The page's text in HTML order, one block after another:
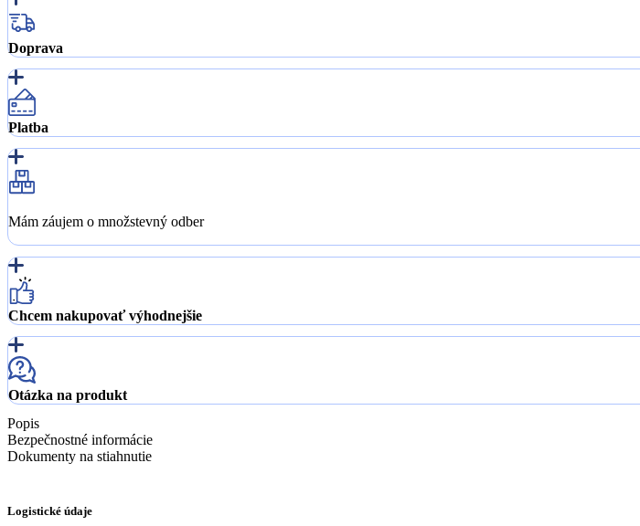
Doprava
Platba
Mám záujem o množstevný odber
Chcem nakupovať výhodnejšie
Otázka na produkt
Popis
Bezpečnostné informácie
Dokumenty na stiahnutie
Logistické údaje